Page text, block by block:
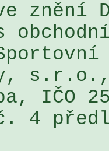
znění
s.r.o.,
IČO
4